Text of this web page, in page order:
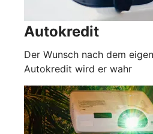
Autokredit
Der Wunsch nach dem
Autokredit wird er wahr